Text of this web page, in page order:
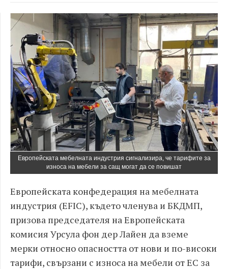
Европейската мебелната индустрия сигнализира, че тарифите за
износа на мебели за сащ могат да се повишат
Европейската конфедерация на мебелната
индустрия (EFIC), където членува и БКДМП,
призова председателя на Европейската
комисия Урсула фон дер Лайен да вземе
мерки относно опасността от нови и по-високи
тарифи, свързани с износа на мебели от ЕС за